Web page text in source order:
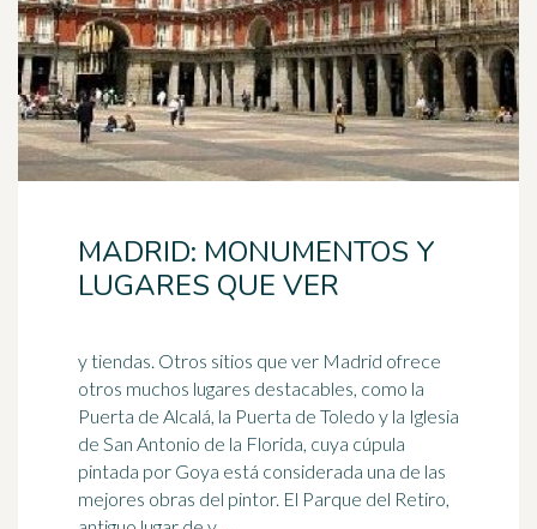
MADRID: MONUMENTOS Y
LUGARES QUE VER
y tiendas. Otros sitios que ver Madrid ofrece
otros muchos lugares destacables, como la
Puerta de Alcalá, la Puerta de Toledo y la Iglesia
de San Antonio de la Florida, cuya cúpula
pintada por Goya está considerada una de las
mejores obras del pintor. El Parque del Retiro,